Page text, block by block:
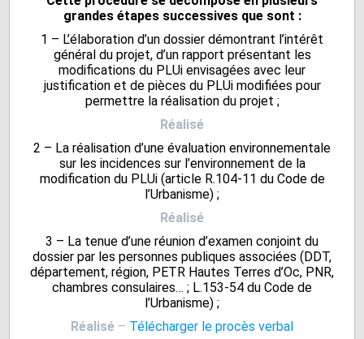
grandes étapes successives que sont :
1 – L’élaboration d’un dossier démontrant l’intérêt
général du projet, d’un rapport présentant les
modifications du PLUi envisagées avec leur
justification et de pièces du PLUi modifiées pour
permettre la réalisation du projet ;
Réalisé
2 – La réalisation d’une évaluation environnementale
sur les incidences sur l’environnement de la
modification du PLUi (article R.104-11 du Code de
l’Urbanisme) ;
Réalisé
3 – La tenue d’une réunion d’examen conjoint du
dossier par les personnes publiques associées (DDT,
département, région, PETR Hautes Terres d’Oc, PNR,
chambres consulaires… ; L.153-54 du Code de
l’Urbanisme) ;
Réalisé – Télécharger le procès verbal